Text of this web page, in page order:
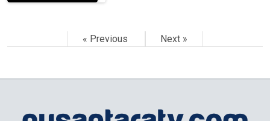
« Previous Next »